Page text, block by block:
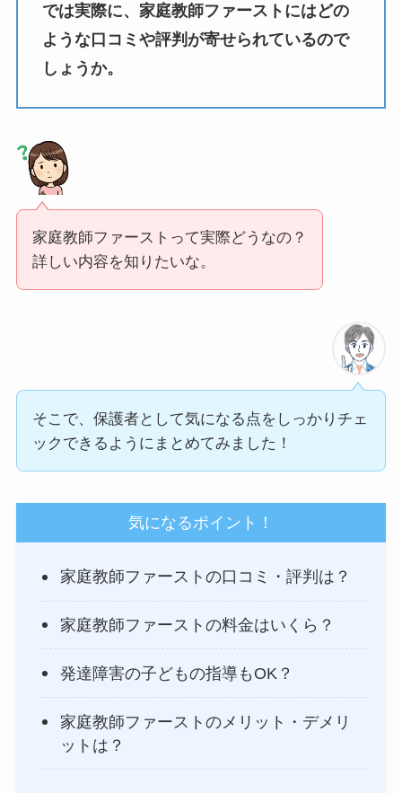
では実際に、家庭教師ファーストにはどの
ような口コミや評判が寄せられているので
しょうか。
家庭教師ファーストって実際どうなの？
詳しい内容を知りたいな。
そこで、保護者として気になる点をしっかりチェ
ックできるようにまとめてみました！
気になるポイント！
家庭教師ファーストの口コミ・評判は？
家庭教師ファーストの料金はいくら？
発達障害の子どもの指導もOK？
家庭教師ファーストのメリット・デメリ
ットは？